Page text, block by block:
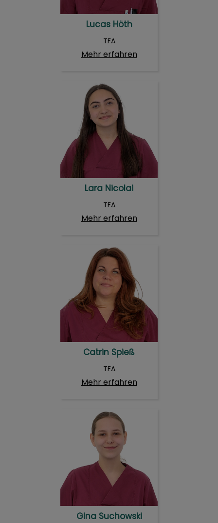
Lucas Höth
TFA
Mehr erfahren
Lara Nicolai
Lara Nicolai
TFA
Mehr erfahren
Catrin Spieß
Catrin Spieß
TFA
Mehr erfahren
Gina Suchowski
Gina Suchowski